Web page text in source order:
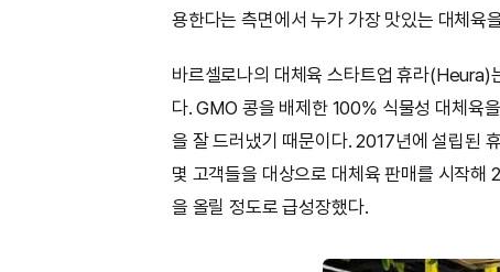
용한다는 측면에서 누가 가장 맛있는 대체육
바르셀로나의 대체육 스타트업 휴라(Heura)
다. GMO 콩을 배제한 100% 식물성 대체육
을 잘 드러냈기 때문이다. 2017년에 설립된
몇 고객들을 대상으로 대체육 판매를 시작
을 올릴 정도로 급성장했다.